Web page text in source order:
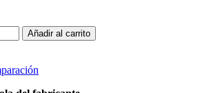
Añadir al carrito